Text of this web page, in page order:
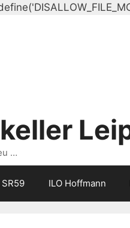
…
SR59 ILO Hoffmann